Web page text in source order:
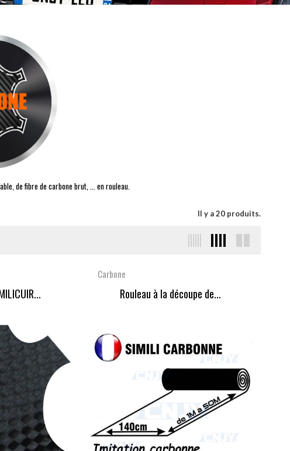
de fibre de carbone brut, ... en rouleau.
Il y a 20 produits.
Carbone
Rouleau à la découpe de...